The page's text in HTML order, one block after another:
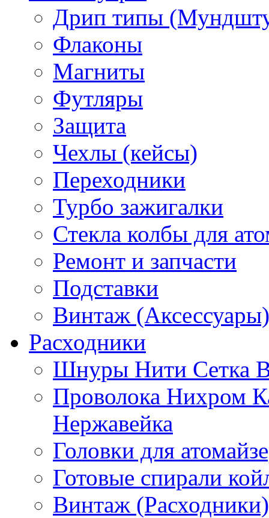
Дрип типы
Флаконы
Магниты
Футляры
Защита
Чехлы (кейсы)
Переходники
Турбо зажигалки
Стекла колбы для
Ремонт и запчасти
Подставки
Винтаж (Аксессуары)
Расходники
Шнуры Нити Сетка
Проволока Нихром
Нержавейка
Головки для
Готовые спирали
Винтаж (Расходники)